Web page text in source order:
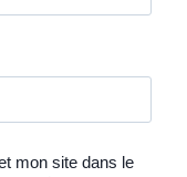
mon site dans le